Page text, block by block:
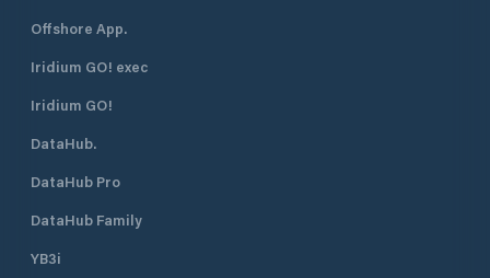
Offshore App.
Iridium GO! exec
Iridium GO!
DataHub.
DataHub Pro
DataHub Family
YB3i